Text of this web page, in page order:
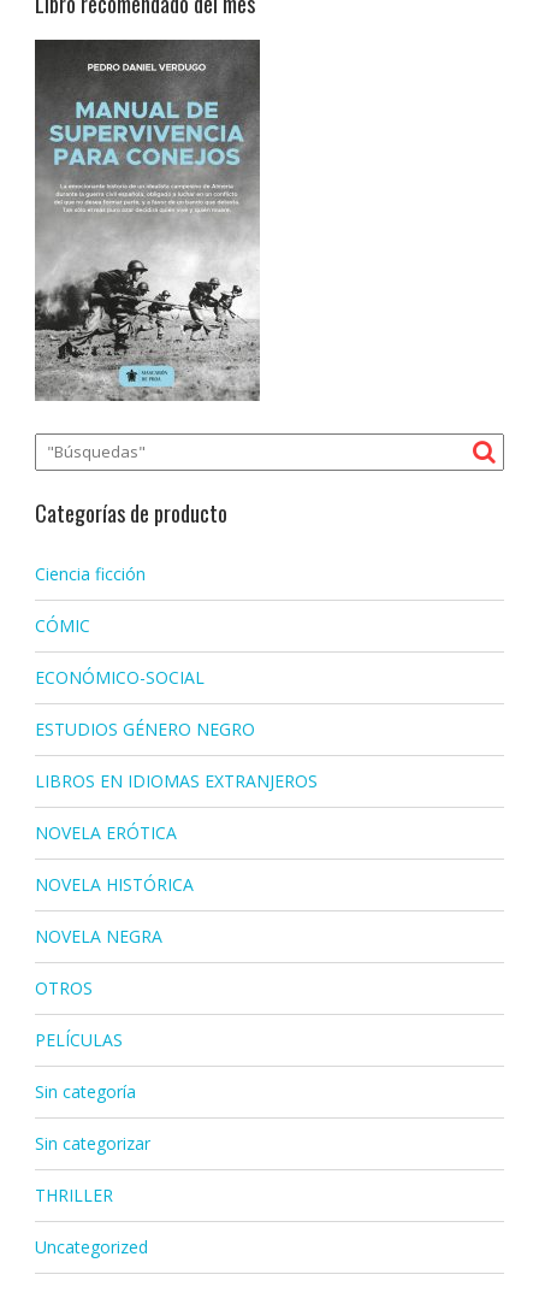
Categorías de producto
Ciencia ficción
CÓMIC
ECONÓMICO-SOCIAL
ESTUDIOS GÉNERO NEGRO
LIBROS EN IDIOMAS EXTRANJEROS
NOVELA ERÓTICA
NOVELA HISTÓRICA
NOVELA NEGRA
OTROS
PELÍCULAS
Sin categoría
Sin categorizar
THRILLER
Uncategorized